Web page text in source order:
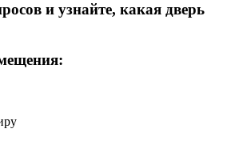
и узнайте, какая дверь